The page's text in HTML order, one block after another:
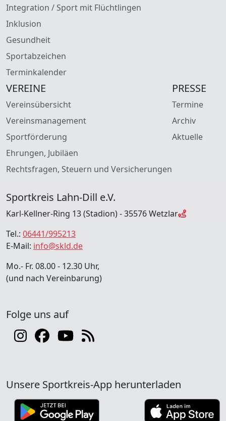
Integration / Sport mit Flüchtlingen
Inklusion
Gesundheit
Sportabzeichen
Terminkalender
VEREINE
Vereinsübersicht
Vereinsmanagement
Sportförderung
Ehrungen, Jubiläen
Rechtsfragen, Steuern und Versicherungen
PRESSE
Termine
Archiv
Aktuelle
Sportkreis Lahn-Dill e.V.
Karl-Kellner-Ring 13 (Stadion) - 35576 Wetzlar
Tel.: 06441/995213
E-Mail: info@skld.de
Mo.- Fr. 08.00 - 12.30 Uhr,
(und nach Vereinbarung)
Folge uns auf
Unsere Sportkreis-App herunterladen